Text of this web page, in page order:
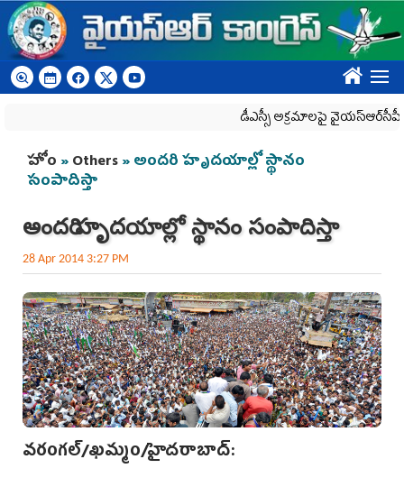
Skip to main content
????
డీఎస్సీ అక్రమాలపై వైయ‌స్ఆర్‌సీపీ
You are here
హోం »Others» అందరి హృదయాల్లో స్థానం
సంపాదిస్తా
అందరి హృదయాల్లో స్థానం సంపాదిస్తా
28 Apr 2014 3:27 PM
వరంగల్/ఖమ్మం/హైదరాబాద్: